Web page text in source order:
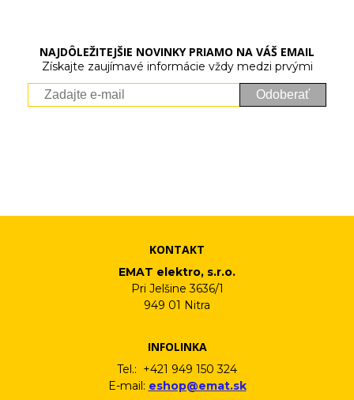
NAJDÔLEŽITEJŠIE NOVINKY PRIAMO NA VÁŠ EMAIL
Získajte zaujímavé informácie vždy medzi prvými
Odoberať
KONTAKT
EMAT elektro, s.r.o.
Pri Jelšine 3636/1
949 01 Nitra
INFOLINKA
Tel.: +421 949 150 324
E-mail: eshop@emat.sk